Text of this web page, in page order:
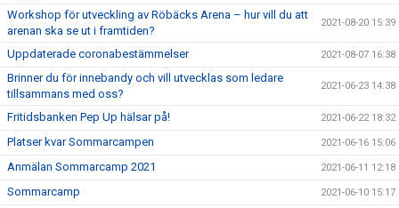
Workshop för utveckling av Röbäcks Arena – hur vill du att
arenan ska se ut i framtiden?
2021-08-20 15:39
Uppdaterade coronabestämmelser 2021-08-07 16:38
Brinner du för innebandy och vill utvecklas som ledare
tillsammans med oss?
2021-06-23 14:38
Fritidsbanken Pep Up hälsar på! 2021-06-22 18:32
Platser kvar Sommarcampen 2021-06-16 15:06
Anmälan Sommarcamp 2021 2021-06-11 12:18
Sommarcamp 2021-06-10 15:17